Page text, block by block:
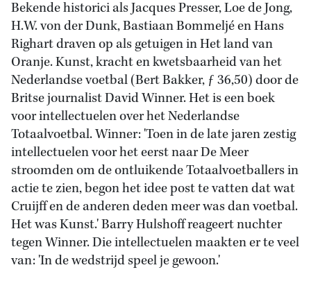
Bekende historici als Jacques Presser, Loe de Jong,
H.W. von der Dunk, Bastiaan Bommeljé en Hans
Righart draven op als getuigen in Het land van
Oranje. Kunst, kracht en kwetsbaarheid van het
Nederlandse voetbal (Bert Bakker, ƒ 36,50) door de
Britse journalist David Winner. Het is een boek
voor intellectuelen over het Nederlandse
Totaalvoetbal. Winner: 'Toen in de late jaren zestig
intellectuelen voor het eerst naar De Meer
stroomden om de ontluikende Totaalvoetballers in
actie te zien, begon het idee post te vatten dat wat
Cruijff en de anderen deden meer was dan voetbal.
Het was Kunst.' Barry Hulshoff reageert nuchter
tegen Winner. Die intellectuelen maakten er te veel
van: 'In de wedstrijd speel je gewoon.'